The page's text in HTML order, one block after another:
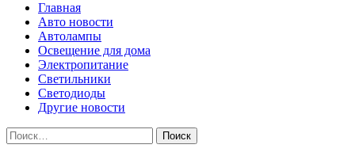
Главная
Авто новости
Автолампы
Освещение для дома
Электропитание
Светильники
Светодиоды
Другие новости
Найти: